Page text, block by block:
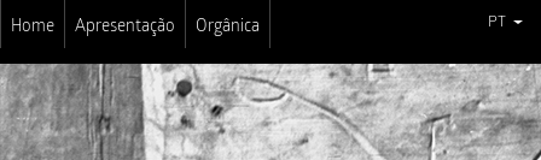
Home Apresentação Orgânica PT